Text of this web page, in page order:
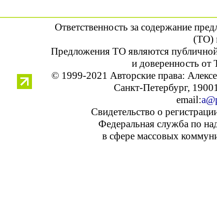
Ответственность за содержание
(ТО)
Предложения ТО являются
и доверенность от
© 1999-2021 Авторские права:
Санкт-Петербург,
email:
Свидетельство о
Федеральная служба по
в сфере массовых